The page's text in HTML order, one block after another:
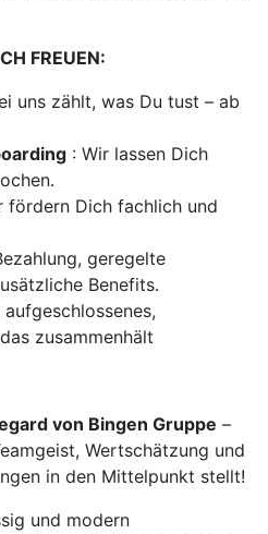
FREUEN:
uns zählt, was Du tust – ab
: Wir lassen Dich
fördern Dich fachlich und
geregelte
Benefits.
aufgeschlossenes,
zusammenhält
von Bingen Gruppe –
Wertschätzung und
in den Mittelpunkt stellt!
und modern